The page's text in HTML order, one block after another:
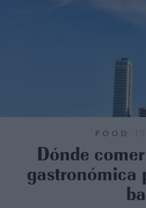
FOOD
Dónde
gastronómica